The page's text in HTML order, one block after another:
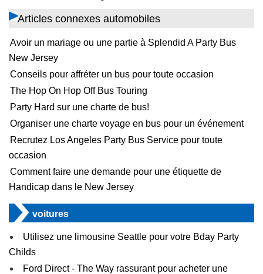
Articles connexes automobiles
Avoir un mariage ou une partie à Splendid A Party Bus
New Jersey
Conseils pour affréter un bus pour toute occasion
The Hop On Hop Off Bus Touring
Party Hard sur une charte de bus!
Organiser une charte voyage en bus pour un événement
Recrutez Los Angeles Party Bus Service pour toute
occasion
Comment faire une demande pour une étiquette de
Handicap dans le New Jersey
voitures
Utilisez une limousine Seattle pour votre Bday Party
Childs
Ford Direct - The Way rassurant pour acheter une